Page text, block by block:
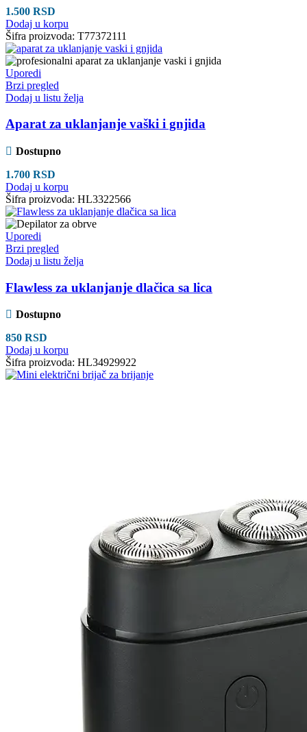
1.500 RSD
Dodaj u korpu
Šifra proizvoda: T77372111
Uporedi
Brzi pregled
Dodaj u listu želja
Aparat za uklanjanje vaški i gnjida
Dostupno
1.700 RSD
Dodaj u korpu
Šifra proizvoda: HL3322566
Uporedi
Brzi pregled
Dodaj u listu želja
Flawless za uklanjanje dlačica sa lica
Dostupno
850 RSD
Dodaj u korpu
Šifra proizvoda: HL34929922